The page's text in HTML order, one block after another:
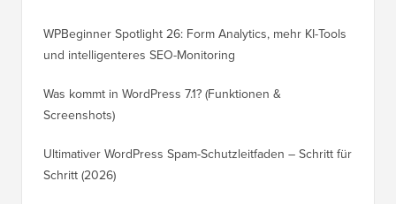
WPBeginner Spotlight 26: Form Analytics, mehr KI-Tools
und intelligenteres SEO-Monitoring
Was kommt in WordPress 7.1? (Funktionen &
Screenshots)
Ultimativer WordPress Spam-Schutzleitfaden – Schritt für
Schritt (2026)